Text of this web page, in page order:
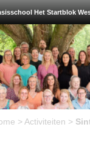
Het Startblok
> Activiteiten >